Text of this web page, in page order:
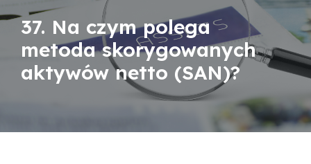
37. Na czym polega
metoda skorygowanych
aktywów netto (SAN)?